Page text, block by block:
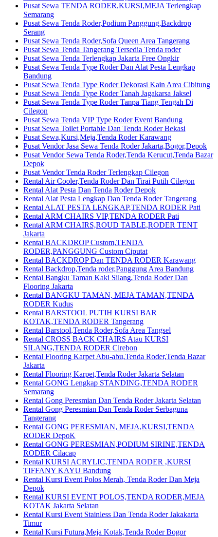
Pusat Sewa TENDA RODER,KURSI,MEJA Terlengkap
Semarang
Pusat Sewa Tenda Roder,Podium Panggung,Backdrop
Serang
Pusat Sewa Tenda Roder,Sofa Queen Area Tangerang
Pusat Sewa Tenda Tangerang Tersedia Tenda roder
Pusat Sewa Tenda Terlengkap Jakarta Free Ongkir
Pusat Sewa Tenda Type Roder Dan Alat Pesta Lengkap
Bandung
Pusat Sewa Tenda Type Roder Dekorasi Kain Area Cibitung
Pusat Sewa Tenda Type Roder Tanah Jagakarsa Jaksel
Pusat Sewa Tenda Type Roder Tanpa Tiang Tengah Di
Cilegon
Pusat Sewa Tenda VIP Type Roder Event Bandung
Pusat Sewa Toilet Portable Dan Tenda Roder Bekasi
Pusat Sewa,Kursi,Meja,Tenda Roder Karawang
Pusat Vendor Jasa Sewa Tenda Roder Jakarta,Bogor,Depok
Pusat Vendor Sewa Tenda Roder,Tenda Kerucut,Tenda Bazar
Depok
Pusat Vendor Tenda Roder Terlengkap Cilegon
Rental Air Cooler,Tenda Roder Dan Tirai Putih Cilegon
Rental Alat Pesta Dan Tenda Roder Depok
Rental Alat Pesta Lengkap Dan Tenda Roder Tangerang
Rental ALAT PESTA LENGKAP,TENDA RODER Pati
Rental ARM CHAIRS VIP,TENDA RODER Pati
Rental ARM CHAIRS,ROUD TABLE,RODER TENT
Jakarta
Rental BACKDROP Custom,TENDA
RODER,PANGGUNG Custom Ciputat
Rental BACKDROP Dan TENDA RODER Karawang
Rental Backdrop,Tenda roder,Panggung Area Bandung
Rental Bangku Taman Kaki Silang,Tenda Roder Dan
Flooring Jakarta
Rental BANGKU TAMAN, MEJA TAMAN,TENDA
RODER Kudus
Rental BARSTOOL PUTIH KURSI BAR
KOTAK,TENDA RODER Tangerang
Rental Barstool,Tenda Roder,Sofa Area Tangsel
Rental CROSS BACK CHAIRS Atau KURSI
SILANG,TENDA RODER Cirebon
Rental Flooring Karpet Abu-abu,Tenda Roder,Tenda Bazar
Jakarta
Rental Flooring Karpet,Tenda Roder Jakarta Selatan
Rental GONG Lengkap STANDING,TENDA RODER
Semarang
Rental Gong Peresmian Dan Tenda Roder Jakarta Selatan
Rental Gong Peresmian Dan Tenda Roder Serbaguna
Tangerang
Rental GONG PERESMIAN, MEJA,KURSI,TENDA
RODER DepoK
Rental GONG PERESMIAN,PODIUM SIRINE,TENDA
RODER Cilacap
Rental KURSI ACRYLIC,TENDA RODER ,KURSI
TIFFANY KAYU Bandung
Rental Kursi Event Polos Merah, Tenda Roder Dan Meja
Depok
Rental KURSI EVENT POLOS,TENDA RODER,MEJA
KOTAK Jakarta Selatan
Rental Kursi Event Stainless Dan Tenda Roder Jakakarta
Timur
Rental Kursi Futura,Meja Kotak,Tenda Roder Bogor